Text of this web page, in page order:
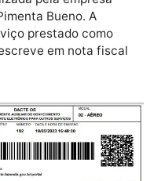
Não há
o voo ou qual foi a
Pimenta Bueno. A
prestado como
descreve em nota fiscal